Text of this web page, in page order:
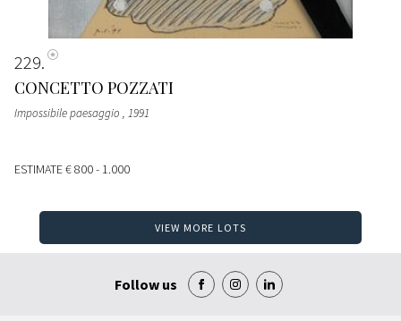
229
CONCETTO POZZATI
Impossibile paesaggio , 1991
ESTIMATE€ 800 - 1.000
VIEW MORE LOTS
Follow us